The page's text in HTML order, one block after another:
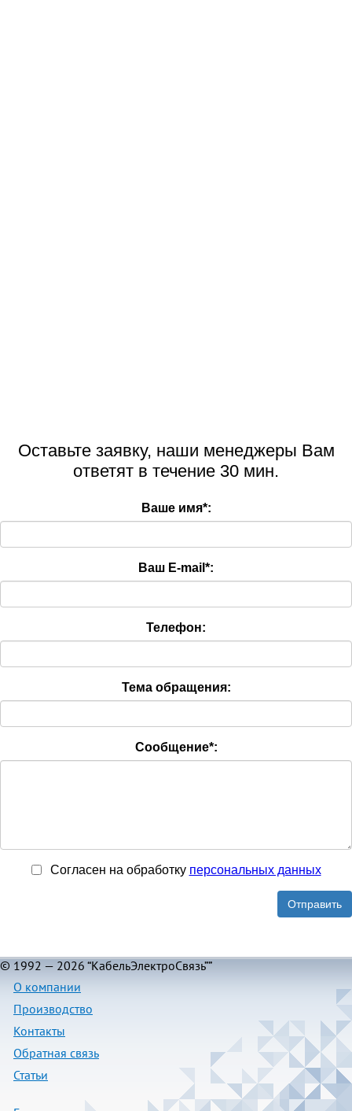
Оставьте заявку, наши менеджеры Вам
ответят в течение 30 мин.
Ваше имя*:
Ваш E-mail *:
Телефон:
Тема обращения:
Сообщение*:
Согласен на обработку персональныx данных
Отправить
© 1992 — 2026 “КабельЭлектроСвязь””
О компании
Производство
Контакты
Обратная связь
Статьи